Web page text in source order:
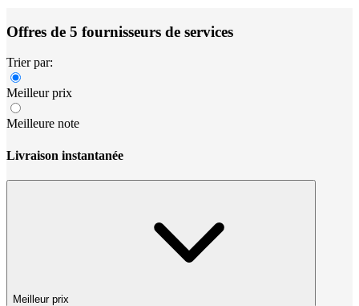
Offres de 5 fournisseurs de services
Trier par:
Meilleur prix
Meilleure note
Livraison instantanée
Meilleur prix